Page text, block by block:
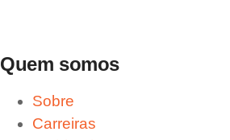
Quem somos
Sobre
Carreiras